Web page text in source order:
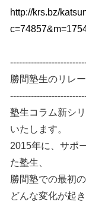
http://krs.bz/
勝間塾生のリレ
塾生コラム新シ
いたします。
2015年に、サポ
た塾生、
勝間塾での最初
どんな変化が起